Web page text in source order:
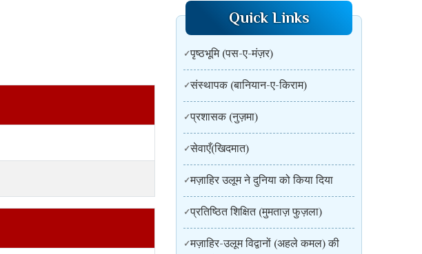
Quick Links
पृष्ठभूमि (पस-ए-मंज़र)
संस्थापक (बानियान-ए-किराम)
प्रशासक (नुज़मा)
सेवाएँ(खिदमात)
मज़ाहिर उलूम ने दुनिया को किया दिया
प्रतिष्ठित शिक्षित (मुमताज़ फुज़ला)
मज़ाहिर-उलूम विद्वानों (अहले कमल) की